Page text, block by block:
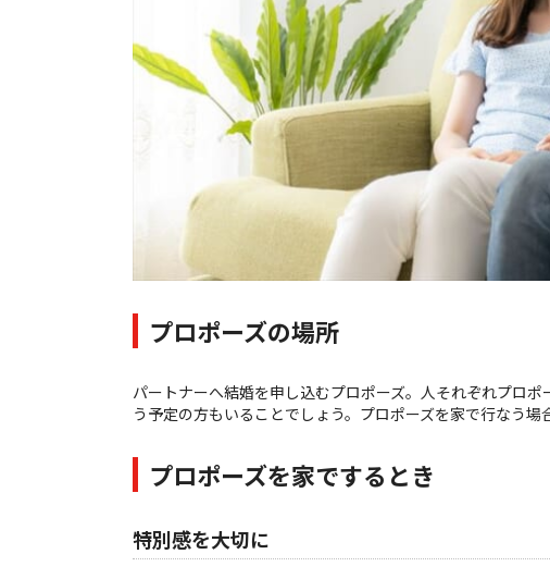
パーフェクト
セットリング
プロポーズの場所
パートナーへ結婚を申し込むプロポーズ。人それぞれプロ
う予定の方もいることでしょう。プロポーズを家で行なう
プロポーズを家でするとき
特別感を大切に